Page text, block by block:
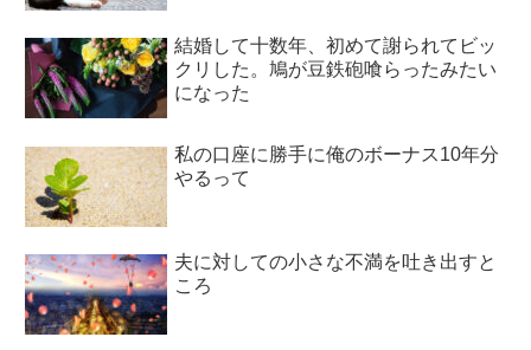
結婚して十数年、初めて謝られてビッ
クリした。鳩が豆鉄砲喰らったみたい
になった
私の口座に勝手に俺のボーナス10年分
やるって
夫に対しての小さな不満を吐き出すと
ころ